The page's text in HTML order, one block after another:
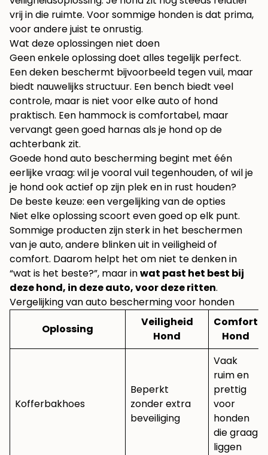
vrij in die ruimte. Voor sommige honden is dat prima,
voor andere juist te onrustig.
Wat deze oplossingen niet doen
Geen enkele oplossing doet alles tegelijk perfect.
Een deken beschermt bijvoorbeeld tegen vuil, maar
biedt nauwelijks structuur. Een bench biedt veel
controle, maar is niet voor elke auto of hond
praktisch. Een hammock is comfortabel, maar
vervangt geen goed harnas als je hond op de
achterbank zit.
Goede hond auto bescherming begint met één
eerlijke vraag: wil je vooral vuil tegenhouden, of wil je
je hond ook actief op zijn plek en in rust houden?
De beste keuze: een vergelijking van de opties
Niet elke oplossing scoort even goed op elk punt.
Sommige producten zijn sterk in het beschermen
van je auto, andere blinken uit in veiligheid of
comfort. Daarom helpt het om niet te denken in
“wat is het beste?”, maar inwat past het best bij
deze hond, in deze auto, voor deze ritten.
Vergelijking van auto bescherming voor honden
Oplossing
Veiligheid
Hond
Comfort
Hond
Kofferbakhoes
Beperkt
zonder extra
beveiliging
Vaak
ruim en
prettig
voor
honden
die graag
liggen